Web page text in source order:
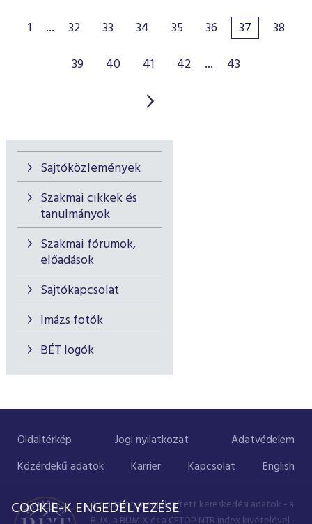
Sajtóközlemények
Szakmai cikkek és
tanulmányok
Szakmai fórumok,
előadások
Sajtókapcsolat
Imázs fotók
BÉT logók
1 ... 32 33 34 35 36 37
38
39
40 41 42 ... 43
Oldaltérkép Jogi nyilatkozat
Adatvédelem
Közérdekű adatok
Karrier Kapcsolat English
A portálon megjelenített kereskedési adatok - a
COOKIE-K ENGEDÉLYEZÉSE